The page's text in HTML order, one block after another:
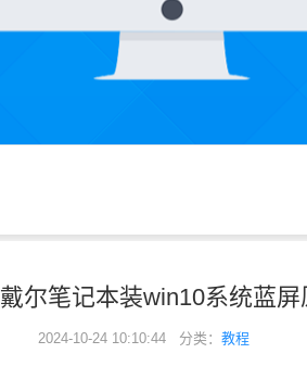
戴尔笔记本装win10系统蓝
2024-10-24 10:10:44 分类： 教程